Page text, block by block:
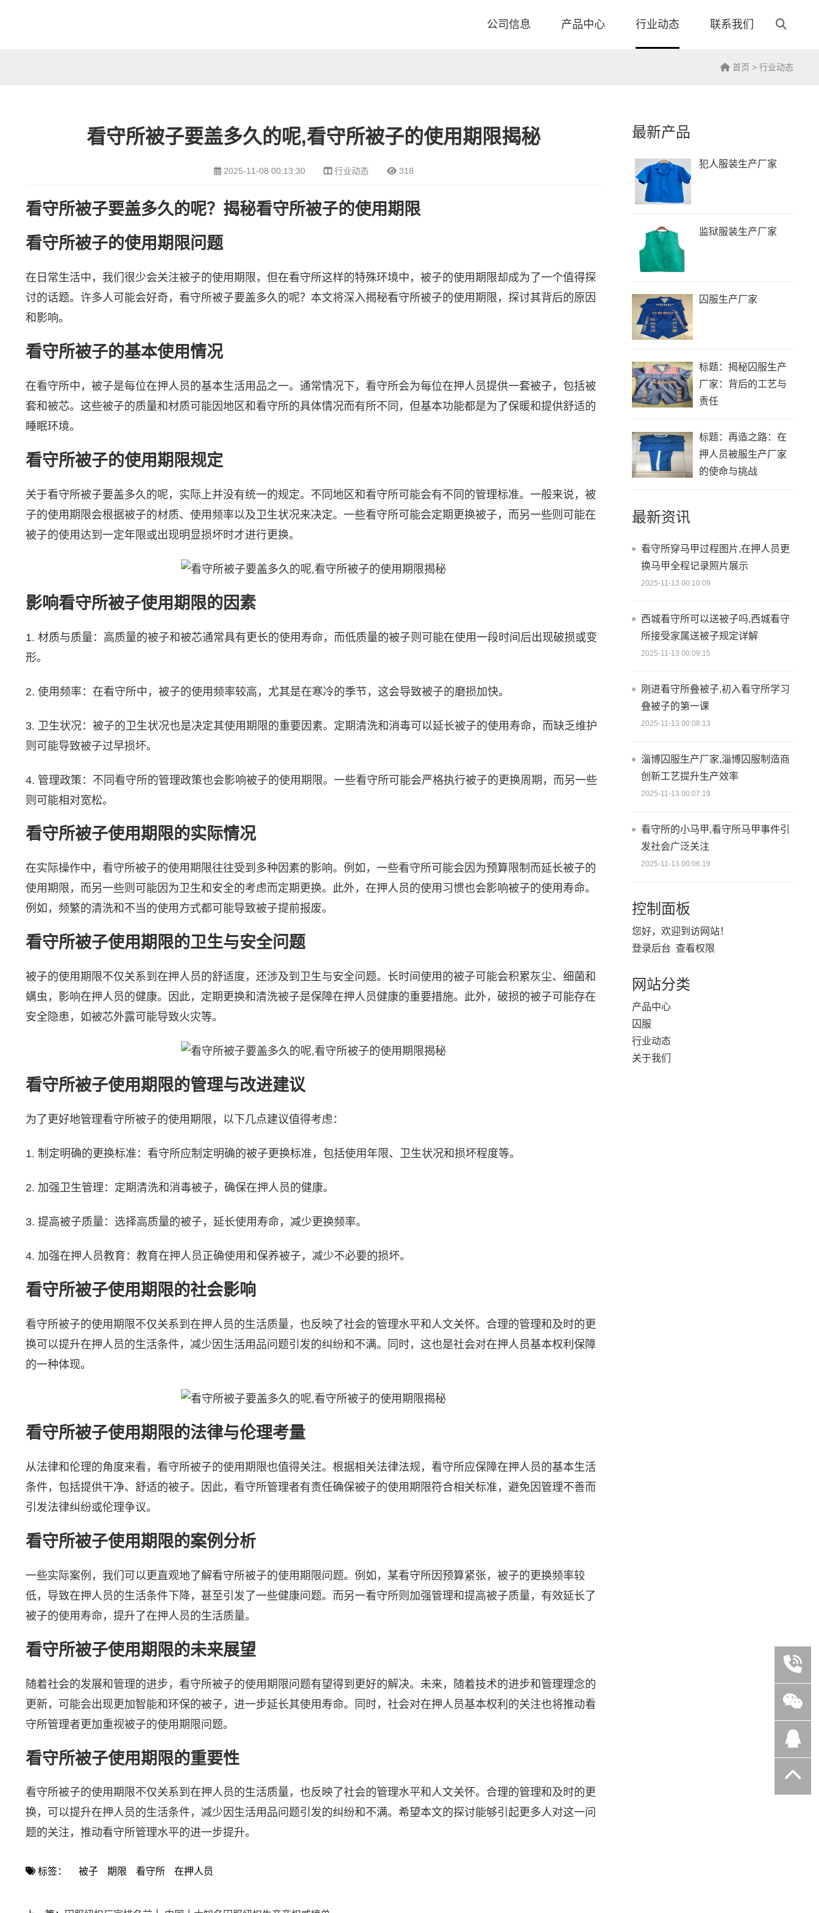
公司信息 产品中心 行业动态 联系我们
首页 > 行业动态
看守所被子要盖多久的呢,看守所被子的使用期限揭秘
2025-11-08 00:13:30 行业动态 318
看守所被子要盖多久的呢？揭秘看守所被子的使用期限
看守所被子的使用期限问题
在日常生活中，我们很少会关注被子的使用期限，但在看守所这样的特殊环境中，被子的使用期限却成为了一个值得探
讨的话题。许多人可能会好奇，看守所被子要盖多久的呢？本文将深入揭秘看守所被子的使用期限，探讨其背后的原因
和影响。
看守所被子的基本使用情况
在看守所中，被子是每位在押人员的基本生活用品之一。通常情况下，看守所会为每位在押人员提供一套被子，包括被
套和被芯。这些被子的质量和材质可能因地区和看守所的具体情况而有所不同，但基本功能都是为了保暖和提供舒适的
睡眠环境。
看守所被子的使用期限规定
关于看守所被子要盖多久的呢，实际上并没有统一的规定。不同地区和看守所可能会有不同的管理标准。一般来说，被
子的使用期限会根据被子的材质、使用频率以及卫生状况来决定。一些看守所可能会定期更换被子，而另一些则可能在
被子的使用达到一定年限或出现明显损坏时才进行更换。
影响看守所被子使用期限的因素
1. 材质与质量：高质量的被子和被芯通常具有更长的使用寿命，而低质量的被子则可能在使用一段时间后出现破损或变
形。
2. 使用频率：在看守所中，被子的使用频率较高，尤其是在寒冷的季节，这会导致被子的磨损加快。
3. 卫生状况：被子的卫生状况也是决定其使用期限的重要因素。定期清洗和消毒可以延长被子的使用寿命，而缺乏维护
则可能导致被子过早损坏。
4. 管理政策：不同看守所的管理政策也会影响被子的使用期限。一些看守所可能会严格执行被子的更换周期，而另一些
则可能相对宽松。
看守所被子使用期限的实际情况
在实际操作中，看守所被子的使用期限往往受到多种因素的影响。例如，一些看守所可能会因为预算限制而延长被子的
使用期限，而另一些则可能因为卫生和安全的考虑而定期更换。此外，在押人员的使用习惯也会影响被子的使用寿命。
例如，频繁的清洗和不当的使用方式都可能导致被子提前报废。
看守所被子使用期限的卫生与安全问题
被子的使用期限不仅关系到在押人员的舒适度，还涉及到卫生与安全问题。长时间使用的被子可能会积累灰尘、细菌和
螨虫，影响在押人员的健康。因此，定期更换和清洗被子是保障在押人员健康的重要措施。此外，破损的被子可能存在
安全隐患，如被芯外露可能导致火灾等。
看守所被子使用期限的管理与改进建议
为了更好地管理看守所被子的使用期限，以下几点建议值得考虑：
1. 制定明确的更换标准：看守所应制定明确的被子更换标准，包括使用年限、卫生状况和损坏程度等。
2. 加强卫生管理：定期清洗和消毒被子，确保在押人员的健康。
3. 提高被子质量：选择高质量的被子，延长使用寿命，减少更换频率。
4. 加强在押人员教育：教育在押人员正确使用和保养被子，减少不必要的损坏。
看守所被子使用期限的社会影响
看守所被子的使用期限不仅关系到在押人员的生活质量，也反映了社会的管理水平和人文关怀。合理的管理和及时的更
换可以提升在押人员的生活条件，减少因生活用品问题引发的纠纷和不满。同时，这也是社会对在押人员基本权利保障
的一种体现。
看守所被子使用期限的法律与伦理考量
从法律和伦理的角度来看，看守所被子的使用期限也值得关注。根据相关法律法规，看守所应保障在押人员的基本生活
条件，包括提供干净、舒适的被子。因此，看守所管理者有责任确保被子的使用期限符合相关标准，避免因管理不善而
引发法律纠纷或伦理争议。
看守所被子使用期限的案例分析
一些实际案例，我们可以更直观地了解看守所被子的使用期限问题。例如，某看守所因预算紧张，被子的更换频率较
低，导致在押人员的生活条件下降，甚至引发了一些健康问题。而另一看守所则加强管理和提高被子质量，有效延长了
被子的使用寿命，提升了在押人员的生活质量。
看守所被子使用期限的未来展望
随着社会的发展和管理的进步，看守所被子的使用期限问题有望得到更好的解决。未来，随着技术的进步和管理理念的
更新，可能会出现更加智能和环保的被子，进一步延长其使用寿命。同时，社会对在押人员基本权利的关注也将推动看
守所管理者更加重视被子的使用期限问题。
看守所被子使用期限的重要性
看守所被子的使用期限不仅关系到在押人员的生活质量，也反映了社会的管理水平和人文关怀。合理的管理和及时的更
换，可以提升在押人员的生活条件，减少因生活用品问题引发的纠纷和不满。希望本文的探讨能够引起更多人对这一问
题的关注，推动看守所管理水平的进一步提升。
标签： 被子 期限 看守所 在押人员
最新产品
犯人服装生产厂家
监狱服装生产厂家
囚服生产厂家
标题：揭秘囚服生产
厂家：背后的工艺与
责任
标题：再造之路：在
押人员被服生产厂家
的使命与挑战
最新资讯
看守所穿马甲过程图片,在押人员更
换马甲全程记录照片展示
2025-11-13 00:10:09
西城看守所可以送被子吗,西城看守
所接受家属送被子规定详解
2025-11-13 00:09:15
刚进看守所叠被子,初入看守所学习
叠被子的第一课
2025-11-13 00:08:13
淄博囚服生产厂家,淄博囚服制造商
创新工艺提升生产效率
2025-11-13 00:07:19
看守所的小马甲,看守所马甲事件引
发社会广泛关注
2025-11-13 00:06:19
控制面板
您好，欢迎到访网站！
登录后台 查看权限
网站分类
产品中心
囚服
行业动态
关于我们